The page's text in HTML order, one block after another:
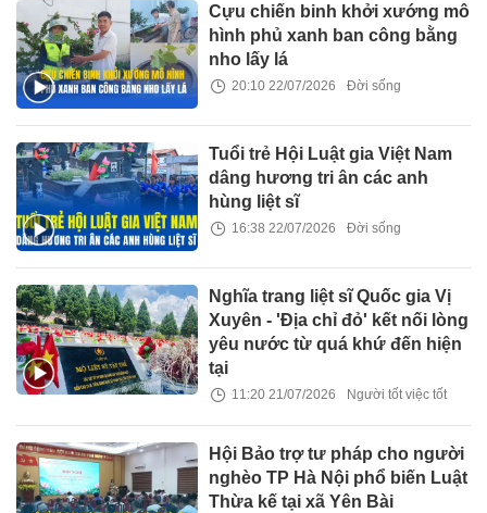
Cựu chiến binh khởi xướng mô
hình phủ xanh ban công bằng
nho lấy lá
20:10 22/07/2026 Đời sống
Tuổi trẻ Hội Luật gia Việt Nam
dâng hương tri ân các anh
hùng liệt sĩ
16:38 22/07/2026 Đời sống
Nghĩa trang liệt sĩ Quốc gia Vị
Xuyên - 'Địa chỉ đỏ' kết nối lòng
yêu nước từ quá khứ đến hiện
tại
11:20 21/07/2026 Người tốt việc tốt
Hội Bảo trợ tư pháp cho người
nghèo TP Hà Nội phổ biến Luật
Thừa kế tại xã Yên Bài